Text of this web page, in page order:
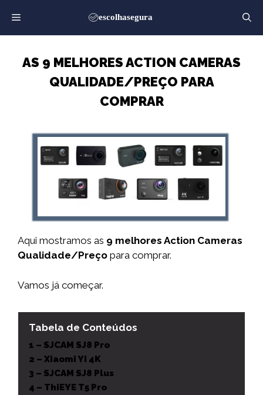
para
o
AS 9 MELHORES ACTION CAMERAS
QUALIDADE/PREÇO PARA
COMPRAR
Aqui mostramos as 9 melhores Action Cameras
Qualidade/Preço para comprar.
Vamos já começar.
Tabela de Conteúdos
1 – SJCAM SJ8 Pro
2 – Xiaomi YI 4K
3 – SJCAM SJ8 Plus
4 – ThiEYE T5 Pro